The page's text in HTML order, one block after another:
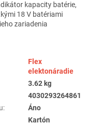
kapacity batérie,
18 V batériami
zariadenia
Flex
elektonáradie
3.62 kg
4030293264861
:
Áno
Kartón